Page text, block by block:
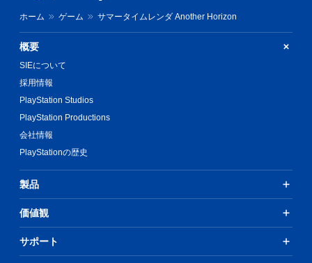
ホーム ゲーム サマータイムレンダ Another Horizon
概要
SIEについて
採用情報
PlayStation Studios
PlayStation Productions
会社情報
PlayStationの歴史
製品
価値観
サポート